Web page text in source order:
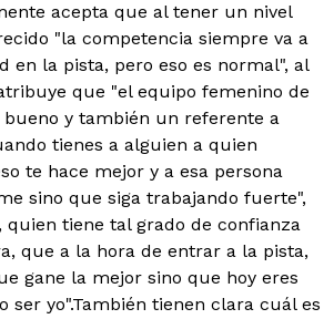
acepta que al tener un nivel
"la competencia siempre va a
en la pista, pero eso es normal", al
que "el equipo femenino de
bueno y también un referente a
tienes a alguien a quien
te hace mejor y a esa persona
sino que siga trabajando fuerte",
quien tiene tal grado de confianza
que a la hora de entrar a la pista,
gane la mejor sino que hoy eres
ser yo".También tienen clara cuál es